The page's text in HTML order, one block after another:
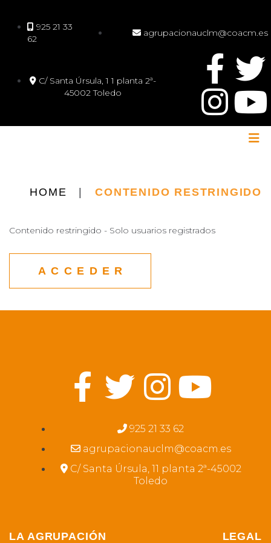
925 21 33
62
agrupacionauclm@coacm.es
C/ Santa Úrsula, 1 1 planta 2ª-
45002 Toledo
HOME CONTENIDO RESTRINGIDO
Contenido restringido - Solo usuarios registrados
ACCEDER
925 21 33 62
agrupacionauclm@coacm.es
C/ Santa Úrsula, 11 planta 2ª-45002
Toledo
LA AGRUPACIÓN LEGAL